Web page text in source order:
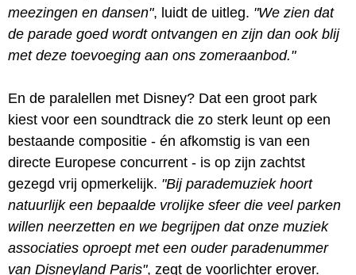
meezingen en dansen", luidt de uitleg. "We zien dat
de parade goed wordt ontvangen en zijn dan ook blij
met deze toevoeging aan ons zomeraanbod."
En de paralellen met Disney? Dat een groot park
kiest voor een soundtrack die zo sterk leunt op een
bestaande compositie - én afkomstig is van een
directe Europese concurrent - is op zijn zachtst
gezegd vrij opmerkelijk. "Bij parademuziek hoort
natuurlijk een bepaalde vrolijke sfeer die veel parken
willen neerzetten en we begrijpen dat onze muziek
associaties oproept met een ouder paradenummer
van Disneyland Paris", zegt de voorlichter erover.